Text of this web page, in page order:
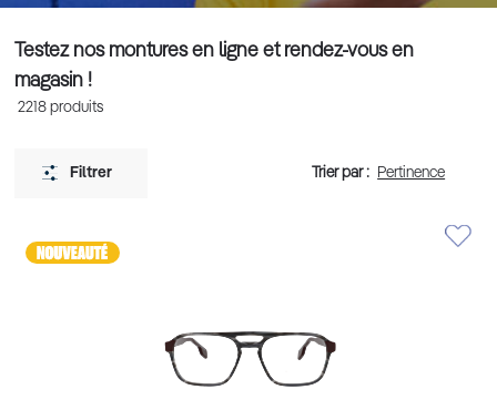
Testez nos montures en ligne et rendez-vous en
magasin !
2218 produits
Filtrer Trier par :